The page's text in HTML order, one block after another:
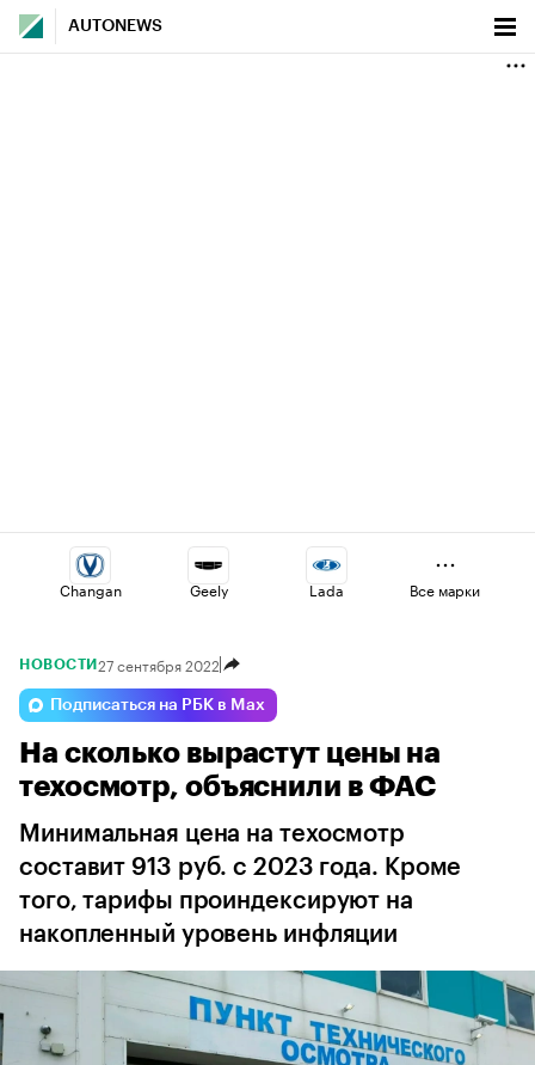
AUTONEWS
Changan Geely Lada
Omoda Jaecoo
Haval Esteo Voyah
Все марки
НОВОСТИ 27 сентября 2022
Подписаться на РБК в Max
На сколько вырастут цены на
техосмотр, объяснили в ФАC
Минимальная цена на техосмотр
составит 913 руб. с 2023 года. Кроме
того, тарифы проиндексируют на
накопленный уровень инфляции